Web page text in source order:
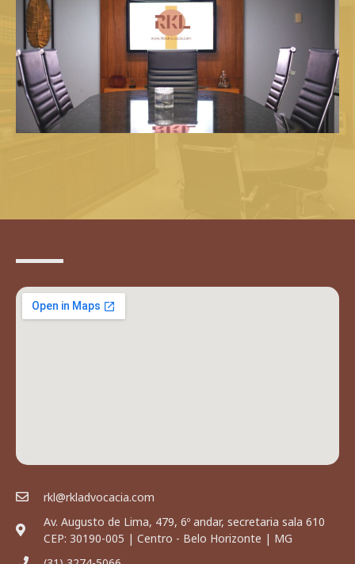
rkl@rkladvocacia.com
Av. Augusto de Lima, 479, 6º andar, secretaria sala 610
CEP: 30190-005 | Centro - Belo Horizonte | MG